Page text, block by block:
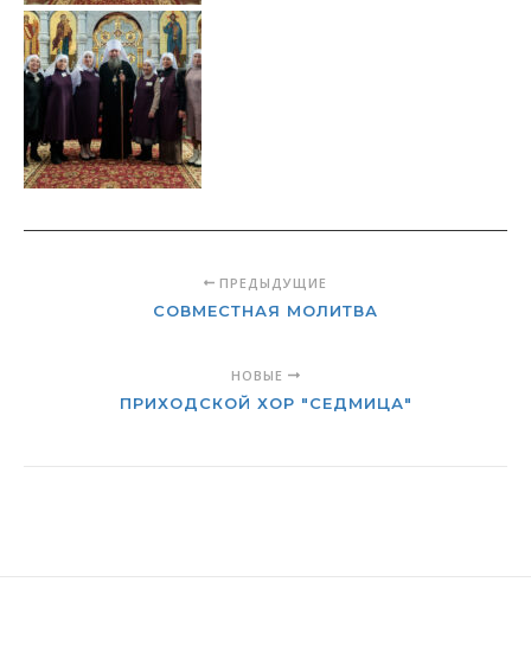
ПРЕДЫДУЩИЕ
СОВМЕСТНАЯ МОЛИТВА
НОВЫЕ
ПРИХОДСКОЙ ХОР "СЕДМИЦА"